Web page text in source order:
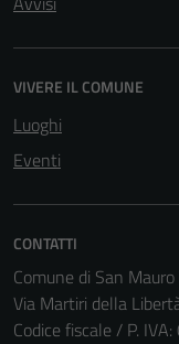
VIVERE IL COMUNE
Luoghi
Eventi
CONTATTI
Comune di San Mauro
Via Martiri della
Codice fiscale / P.